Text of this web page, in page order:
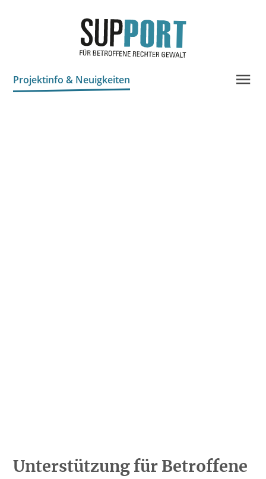
Projektinfo & Neuigkeiten
Unterstützung für Betroffene